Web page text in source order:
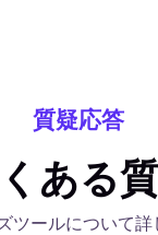
質疑応答
ある
ツールについて